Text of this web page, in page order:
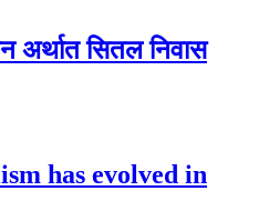
अर्थात सितल निवास
has evolved in